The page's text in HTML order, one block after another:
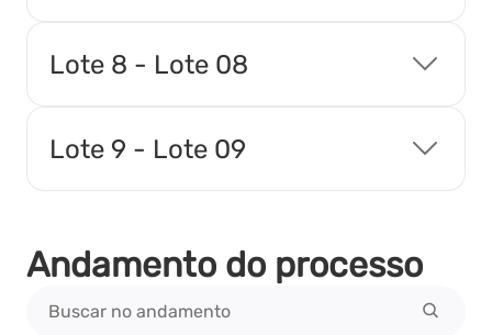
Tipo:Documento
Propostas Readequadas
Tipo:Documento
Lote 8 - Lote 08
Lote 9 - Lote 09
Andamento do processo